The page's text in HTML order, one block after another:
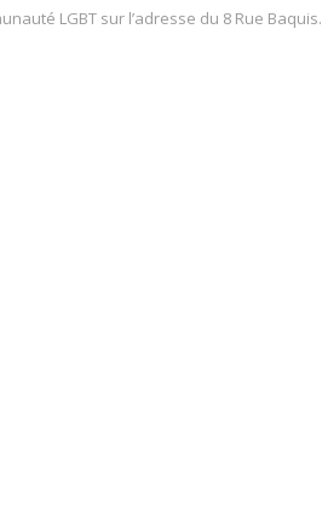
LGBT sur l’adresse du 8 Rue Baquis.